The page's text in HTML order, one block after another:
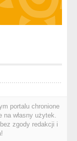
portalu chronione
własny użytek.
zgody redakcji i